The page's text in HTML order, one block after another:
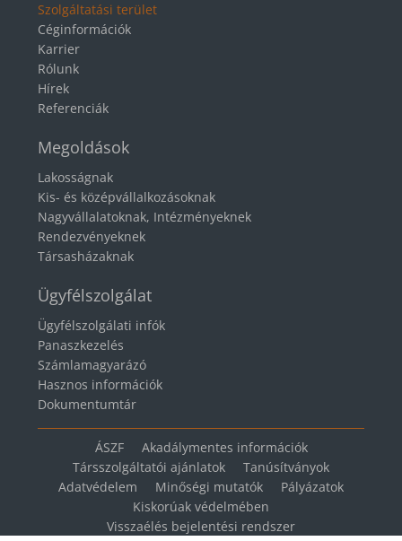
Szolgáltatási terület
Céginformációk
Karrier
Rólunk
Hírek
Referenciák
Megoldások
Lakosságnak
Kis- és középvállalkozásoknak
Nagyvállalatoknak, Intézményeknek
Rendezvényeknek
Társasházaknak
Ügyfélszolgálat
Ügyfélszolgálati infók
Panaszkezelés
Számlamagyarázó
Hasznos információk
Dokumentumtár
ÁSZF
Akadálymentes információk
Társszolgáltatói ajánlatok
Tanúsítványok
Adatvédelem
Minőségi mutatók
Pályázatok
Kiskorúak védelmében
Visszaélés bejelentési rendszer